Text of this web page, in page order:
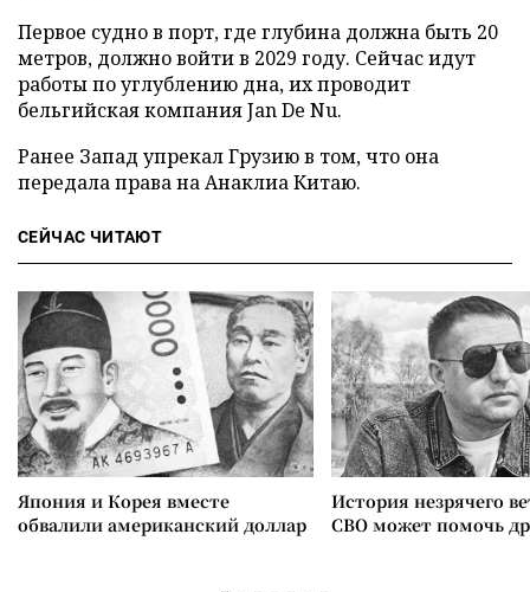
Первое судно в порт, где глубина должна быть 20
метров, должно войти в 2029 году. Сейчас идут
работы по углублению дна, их проводит
бельгийская компания Jan De Nu.
Ранее Запад упрекал Грузию в том, что она
передала права на Анаклиа Китаю.
СЕЙЧАС ЧИТАЮТ
Япония и Корея вместе
обвалили американский доллар
История незрячего
СВО может помочь